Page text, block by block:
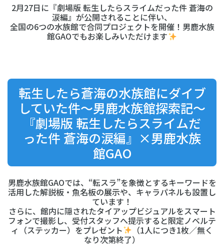
2月27日に『劇場版 転生したらスライムだった件 蒼海の
涙編』が公開されることに伴い、
全国の6つの水族館で合同プロジェクトを開催！男鹿水族
館GAOでもお楽しみいただけます
転生したら蒼海の水族館にダイブ
していた件～男鹿水族館探索記～
『劇場版 転生したらスライムだ
った件 蒼海の涙編』×男鹿水族
館GAO
男鹿水族館GAOでは、“転スラ”を象徴とするキーワードを
活用した解説板・魚名板の展示や、キャラパネルも設置し
ています！
さらに、館内に隠されたタイアップビジュアルをスマート
フォンで撮影し、受付スタッフへ提示すると限定ノベルテ
ィ（ステッカー）をプレゼント （1人につき1枚／無く
なり次第終了）